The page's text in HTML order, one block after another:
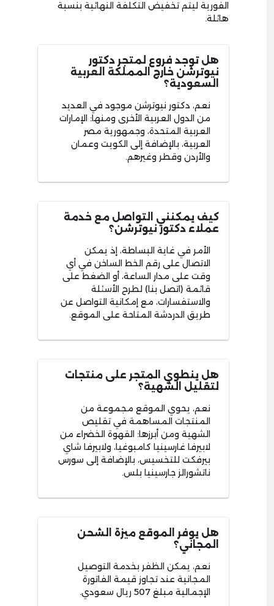
الفورية ليتم تخفيض التكلفة النهائية بنسبة
هائلة.
هل توجد فروع لمتجر دكتور
نيوترشن خارج المملكة العربية
السعودية؟
نعم، دكتور نيوترشن موجود في العديد
من الدول العربية الأخرى ومنها: الإمارات
العربية المتحدة، وجمهورية مصر
العربية، بالإضافة إلى الكويت وعمان
والأردن وقطر وغيرهم.
كيف يمكنني التواصل مع خدمة
عملاء دكتور نيوترشن؟
الأمر في غاية البساطة، إذ يمكن
الاتصال على رقم الخط الساخن في أي
وقت على مدار الساعة، أو الضغط على
قائمة (اتصل بنا) لطرح الأسئلة
والاستفسارات، مع إمكانية التواصل عن
طريق الدردشة المتاحة على الموقع.
هل ينطوي المتجر على منتجات
لتقليل الشهية؟
نعم، يحوي الموقع مجموعة من
المنتجات المساهمة في تقليص
الشهية ومن أبرزها: القهوة الخضراء من
لابيرفا غارسينيا كامبوغيا، ولابيرفا شاي
بيرفكت للتخسيس، بالإضافة إلى سورس
ناتشورالز جارسينيا بلس.
هل يوفر الموقع ميزة الشحن
المجاني؟
نعم، يمكن الظفر بخدمة التوصيل
المجانية عند تجاوز قيمة الفاتورة
الإجمالية مبلغ 507 ريال سعودي.